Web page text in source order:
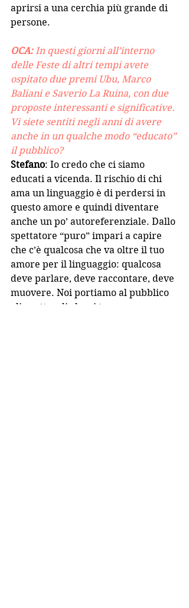
aprirsi a una cerchia più grande di
persone.
OCA: In questi giorni all’interno
delle Feste di altri tempi avete
ospitato due premi Ubu, Marco
Baliani e Saverio La Ruina, con due
proposte interessanti e significative.
Vi siete sentiti negli anni di avere
anche in un qualche modo “educato”
il pubblico?
Stefano: Io credo che ci siamo
educati a vicenda. Il rischio di chi
ama un linguaggio è di perdersi in
questo amore e quindi diventare
anche un po’ autoreferenziale. Dallo
spettatore “puro” impari a capire
che c’è qualcosa che va oltre il tuo
amore per il linguaggio: qualcosa
deve parlare, deve raccontare, deve
muovere. Noi portiamo al pubblico
gli spettacoli che ci toccano,